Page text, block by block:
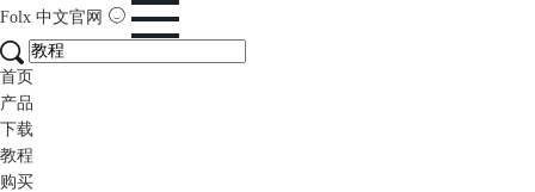
Folx 中文官网
首页
产品
下载
教程
购买